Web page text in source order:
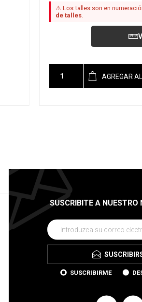
⚠ Los talles son en
de talles.
AGREGAR
SUSCRIBITE A NUESTRO
SUSCRIBIRME